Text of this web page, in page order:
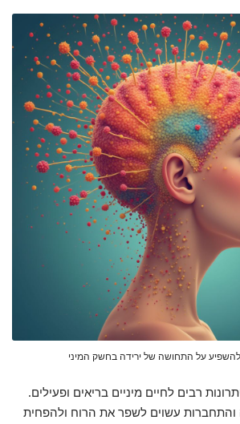
על התחושה של ירידה בחשק המיני
רבים לחיים מיניים בריאים ופעילים.
עשוים לשפר את הרוח ולהפחית